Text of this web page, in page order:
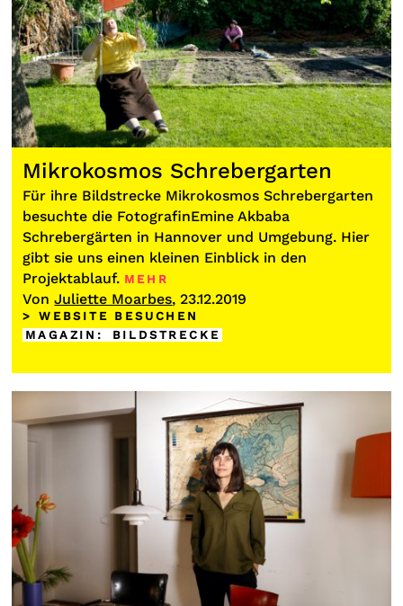
Mikrokosmos Schrebergarten
Für ihre Bildstrecke Mikrokosmos Schrebergarten
besuchte die FotografinEmine Akbaba
Schrebergärten in Hannover und Umgebung. Hier
gibt sie uns einen kleinen Einblick in den
Projektablauf. MEHR
VonJuliette Moarbes, 23.12.2019
> WEBSITE BESUCHEN
MAGAZIN : BILDSTRECKE